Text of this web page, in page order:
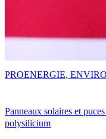
Panneaux solaires et
polysilicium
PROENERGIE,